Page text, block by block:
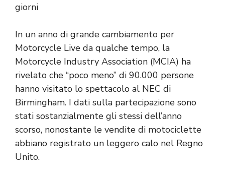
giorni
In un anno di grande cambiamento per
Motorcycle Live da qualche tempo, la
Motorcycle Industry Association (MCIA) ha
rivelato che “poco meno” di 90.000 persone
hanno visitato lo spettacolo al NEC di
Birmingham. I dati sulla partecipazione sono
stati sostanzialmente gli stessi dell’anno
scorso, nonostante le vendite di motociclette
abbiano registrato un leggero calo nel Regno
Unito.